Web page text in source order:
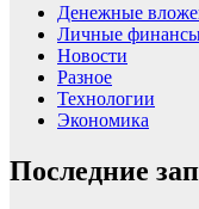
Денежные
Личные
Новости
Разное
Технологии
Экономика
Последние